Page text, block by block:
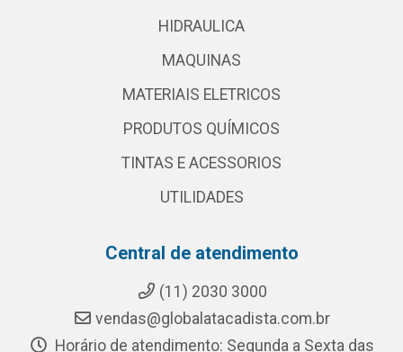
HIDRAULICA
MAQUINAS
MATERIAIS ELETRICOS
PRODUTOS QUÍMICOS
TINTAS E ACESSORIOS
UTILIDADES
Central de atendimento
(11) 2030 3000
vendas@globalatacadista.com.br
Horário de atendimento: Segunda a Sexta das